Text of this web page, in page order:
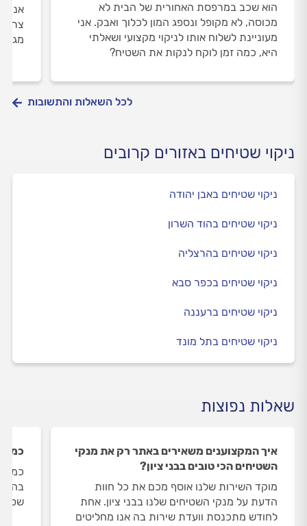
הוא שכב במרפסת האחורית של הבית לא
מכוסה, לא מקופל ונספג המון לכלוך ואבק. אני
מעוניינת לשלוח אותו לניקוי מקצועי ושאלתי
היא, כמה זמן לוקח לנקות את השטיח?
אני
לכל השאלות והתשובות
ניקוי שטיחים באזורים קרובים
ניקוי שטיחים באבן יהודה
ניקוי שטיחים בהוד השרון
ניקוי שטיחים בהרצליה
ניקוי שטיחים בכפר סבא
ניקוי שטיחים ברעננה
ניקוי שטיחים בתל מונד
שאלות נפוצות
איך המקצוענים משאירים באתר רק את מנקי
השטיחים הכי טובים בבני ציון?
מוקד השירות שלנו אוסף מכם את כל חוות
הדעת על מנקי השטיחים שלנו בבני ציון. אחת
לחודש מתכנסת וועדת שירות בה אנו מחליטים
כמה